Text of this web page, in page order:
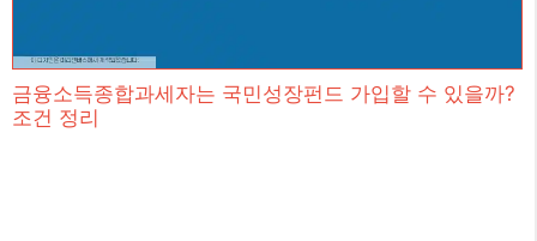
금융소득종합과세자는 국민성장펀드 가입할 수 있을까?
조건 정리